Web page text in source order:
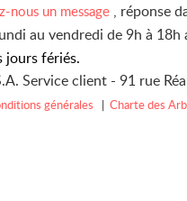
nous un message , réponse
au vendredi de 9h à
jours fériés.
Service client - 91 rue
générales | Charte des